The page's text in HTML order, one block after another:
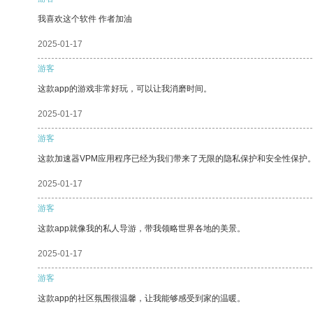
我喜欢这个软件 作者加油
2025-01-17
游客
这款app的游戏非常好玩，可以让我消磨时间。
2025-01-17
游客
这款加速器VPM应用程序已经为我们带来了无限的隐私保护和安全性保护
2025-01-17
游客
这款app就像我的私人导游，带我领略世界各地的美景。
2025-01-17
游客
这款app的社区氛围很温馨，让我能够感受到家的温暖。